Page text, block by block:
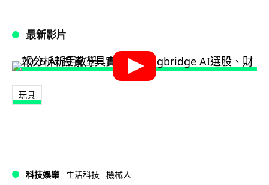
最新影片
玩具
科技娛樂 生活科技 機械人